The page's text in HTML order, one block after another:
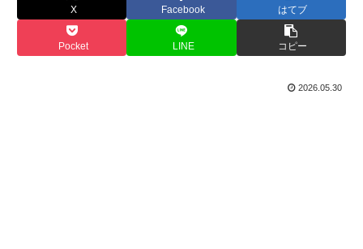
X Facebook はてブ
Pocket LINE コピー
2026.05.30